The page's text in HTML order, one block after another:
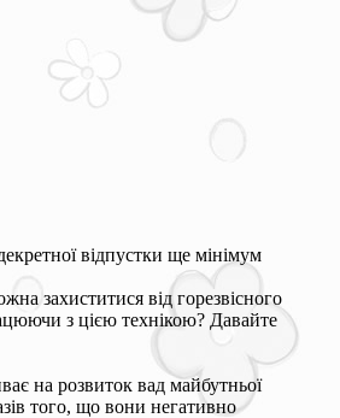
відпустки ще мінімум
захиститися від горезвісного
з цією технікою? Давайте
на розвиток вад майбутньої
того, що вони негативно